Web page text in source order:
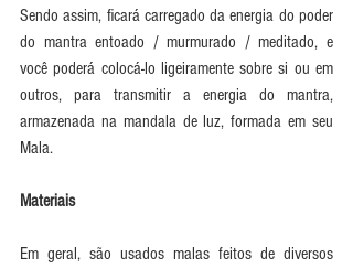
Sendo assim, ficará carregado da energia do poder
do mantra entoado / murmurado / meditado, e
você poderá colocá-lo ligeiramente sobre si ou em
outros, para transmitir a energia do mantra,
armazenada na mandala de luz, formada em seu
Mala.
Materiais
Em geral, são usados malas feitos de diversos